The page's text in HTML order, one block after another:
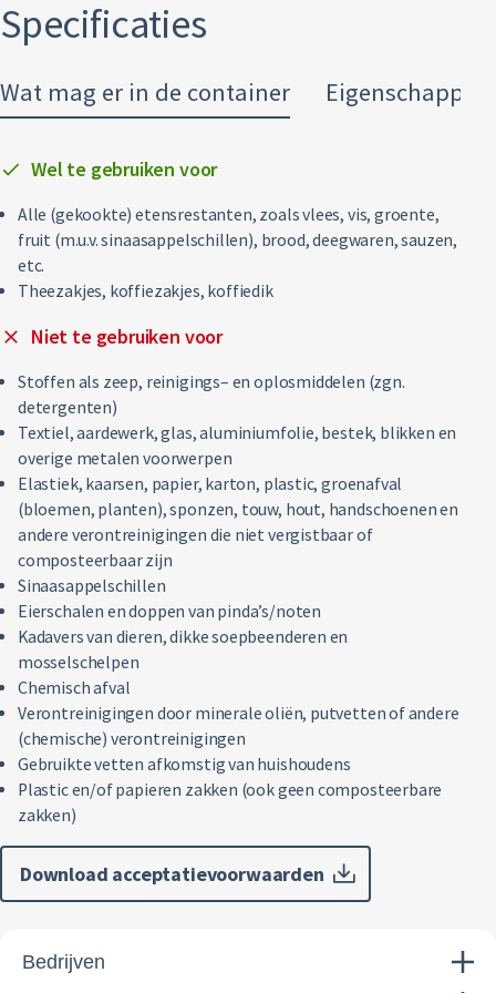
Restafval
Vertrouwelijk papier
Specificaties
Wat mag er in de container Eigenschappen
Wel te gebruiken voor
Alle (gekookte) etensrestanten, zoals vlees, vis, groente,
fruit (m.u.v. sinaasappelschillen), brood, deegwaren, sauzen,
etc.
Theezakjes, koffiezakjes, koffiedik
Niet te gebruiken voor
Stoffen als zeep, reinigings– en oplosmiddelen (zgn.
detergenten)
Textiel, aardewerk, glas, aluminiumfolie, bestek, blikken en
overige metalen voorwerpen
Elastiek, kaarsen, papier, karton, plastic, groenafval
(bloemen, planten), sponzen, touw, hout, handschoenen en
andere verontreinigingen die niet vergistbaar of
composteerbaar zijn
Sinaasappelschillen
Eierschalen en doppen van pinda’s/noten
Kadavers van dieren, dikke soepbeenderen en
mosselschelpen
Chemisch afval
Verontreinigingen door minerale oliën, putvetten of andere
(chemische) verontreinigingen
Gebruikte vetten afkomstig van huishoudens
Plastic en/of papieren zakken (ook geen composteerbare
zakken)
Download acceptatievoorwaarden
Bedrijven